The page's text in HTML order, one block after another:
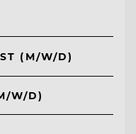
(M/W/D)
W/D)